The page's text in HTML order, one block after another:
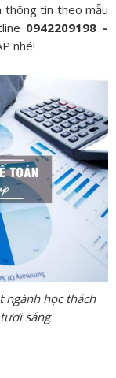
thông tin theo mẫu
0942209198 –
nhé!
ngành học thách
sáng